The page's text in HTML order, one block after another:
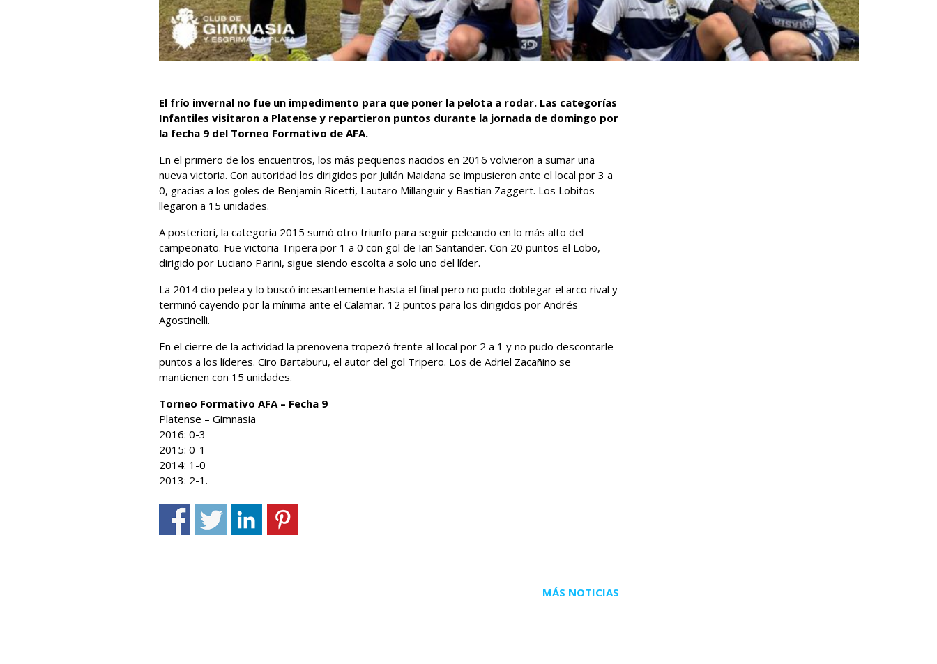
El frío invernal no fue un impedimento para que poner la pelota a rodar. Las categorías
Infantiles visitaron a Platense y repartieron puntos durante la jornada de domingo por
la fecha 9 del Torneo Formativo de AFA.
En el primero de los encuentros, los más pequeños nacidos en 2016 volvieron a sumar una
nueva victoria. Con autoridad los dirigidos por Julián Maidana se impusieron ante el local por 3 a
0, gracias a los goles de Benjamín Ricetti, Lautaro Millanguir y Bastian Zaggert. Los Lobitos
llegaron a 15 unidades.
A posteriori, la categoría 2015 sumó otro triunfo para seguir peleando en lo más alto del
campeonato. Fue victoria Tripera por 1 a 0 con gol de Ian Santander. Con 20 puntos el Lobo,
dirigido por Luciano Parini, sigue siendo escolta a solo uno del líder.
La 2014 dio pelea y lo buscó incesantemente hasta el final pero no pudo doblegar el arco rival y
terminó cayendo por la mínima ante el Calamar. 12 puntos para los dirigidos por Andrés
Agostinelli.
En el cierre de la actividad la prenovena tropezó frente al local por 2 a 1 y no pudo descontarle
puntos a los líderes. Ciro Bartaburu, el autor del gol Tripero. Los de Adriel Zacañino se
mantienen con 15 unidades.
Torneo Formativo AFA – Fecha 9
Platense – Gimnasia
2016: 0-3
2015: 0-1
2014: 1-0
2013: 2-1.
MÁS NOTICIAS